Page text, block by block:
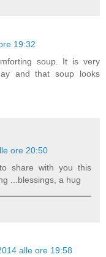
19:32
soup. It is very
and that soup looks
ore 20:50
share with you this
...blessings, a hug
alle ore 19:58